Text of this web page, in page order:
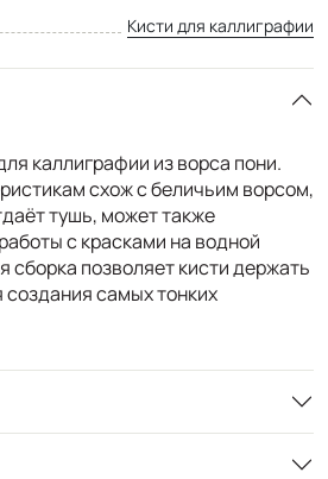
Кисти для каллиграфии
каллиграфии из ворса пони.
схож с беличьим ворсом,
тушь, может также
с красками на водной
сборка позволяет кисти держать
самых тонких